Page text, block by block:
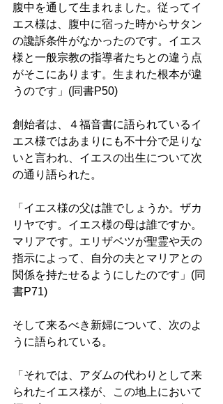
腹中を通して生まれました。従ってイ
エス様は、腹中に宿った時からサタン
の讒訴条件がなかったのです。イエス
様と一般宗教の指導者たちとの違う点
がそこにあります。生まれた根本が違
うのです」(同書P50)
創始者は、４福音書に語られているイ
エス様ではあまりにも不十分で足りな
いと言われ、イエスの出生について次
の通り語られた。
「イエス様の父は誰でしょうか。ザカ
リヤです。イエス様の母は誰ですか。
マリアです。エリザベツが聖霊や天の
指示によって、自分の夫とマリアとの
関係を持たせるようにしたのです」(同
書P71)
そして来るべき新婦について、次のよ
うに語られている。
「それでは、アダムの代わりとして来
られたイエス様が、この地上において